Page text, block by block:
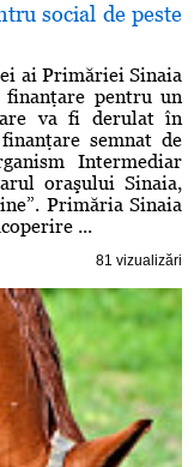
social de peste
ai Primăriei Sinaia
finanţare pentru un
va fi derulat în
semnat de
Intermediar
oraşului Sinaia,
Primăria Sinaia
...
81 vizualizări